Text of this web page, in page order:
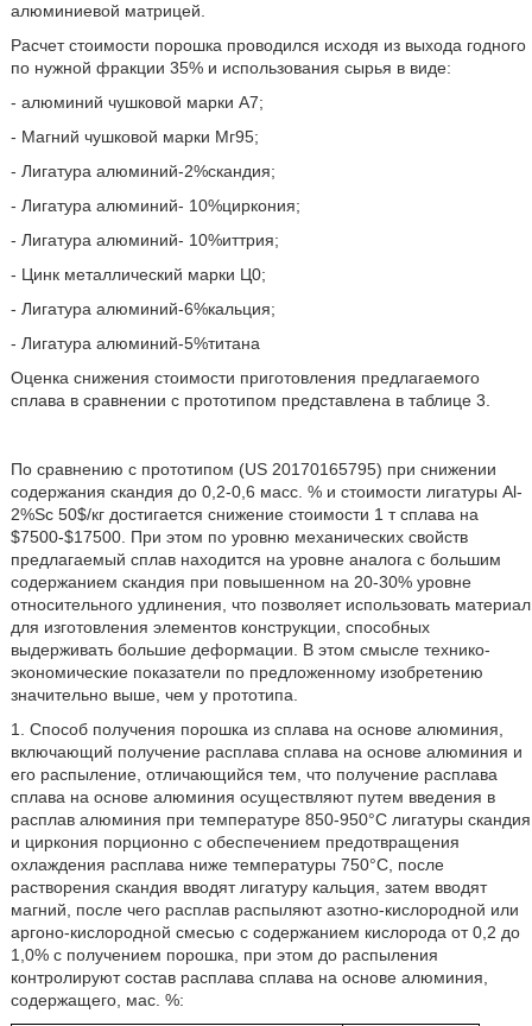
алюминиевой матрицей.
Расчет стоимости порошка проводился исходя из выхода годного
по нужной фракции 35% и использования сырья в виде:
- алюминий чушковой марки А7;
- Магний чушковой марки Мг95;
- Лигатура алюминий-2%скандия;
- Лигатура алюминий- 10%циркония;
- Лигатура алюминий- 10%иттрия;
- Цинк металлический марки Ц0;
- Лигатура алюминий-6%кальция;
- Лигатура алюминий-5%титана
Оценка снижения стоимости приготовления предлагаемого
сплава в сравнении с прототипом представлена в таблице 3.
По сравнению с прототипом (US 20170165795) при снижении
содержания скандия до 0,2-0,6 масс. % и стоимости лигатуры Al-
2%Sc 50$/кг достигается снижение стоимости 1 т сплава на
$7500-$17500. При этом по уровню механических свойств
предлагаемый сплав находится на уровне аналога с большим
содержанием скандия при повышенном на 20-30% уровне
относительного удлинения, что позволяет использовать материал
для изготовления элементов конструкции, способных
выдерживать большие деформации. В этом смысле технико-
экономические показатели по предложенному изобретению
значительно выше, чем у прототипа.
1. Способ получения порошка из сплава на основе алюминия,
включающий получение расплава сплава на основе алюминия и
его распыление, отличающийся тем, что получение расплава
сплава на основе алюминия осуществляют путем введения в
расплав алюминия при температуре 850-950°С лигатуры скандия
и циркония порционно с обеспечением предотвращения
охлаждения расплава ниже температуры 750°С, после
растворения скандия вводят лигатуру кальция, затем вводят
магний, после чего расплав распыляют азотно-кислородной или
аргоно-кислородной смесью с содержанием кислорода от 0,2 до
1,0% с получением порошка, при этом до распыления
контролируют состав расплава сплава на основе алюминия,
содержащего, мас. %: